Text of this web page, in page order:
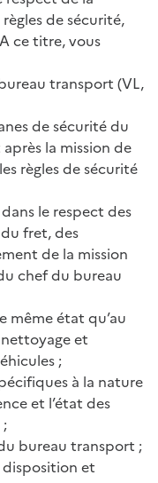
de sécurité,
ce titre, vous
transport (VL,
de sécurité du
la mission de
règles de sécurité
le respect des
fret, des
de la mission
chef du bureau
même état qu’au
et
;
à la nature
et l’état des
bureau transport ;
disposition et